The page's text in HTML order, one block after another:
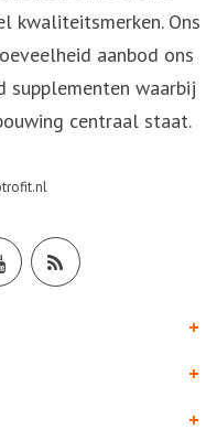
kwaliteitsmerken. Ons
aanbod ons
supplementen waarbij
centraal staat.